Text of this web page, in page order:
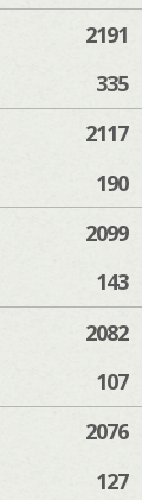
2191
335
2117
190
2099
143
2082
107
2076
127